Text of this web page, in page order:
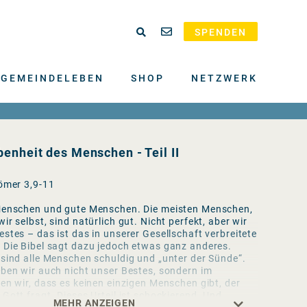
SPENDEN
GEMEINDELEBEN SHOP NETZWERK
des Menschen - Teil II
3,9-11
und gute Menschen. Die meisten Menschen,
selbst, sind natürlich gut. Nicht perfekt, aber wir
– das ist das in unserer Gesellschaft verbreitete
Die Bibel sagt dazu jedoch etwas ganz anderes.
alle Menschen schuldig und „unter der Sünde“.
wir auch nicht unser Bestes, sondern im
wir, dass es keinen einzigen Menschen gibt, der